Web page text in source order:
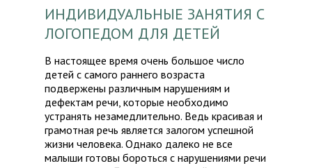
ИНДИВИДУАЛЬНЫЕ ЗАНЯТИЯ С
ЛОГОПЕДОМ ДЛЯ ДЕТЕЙ
В настоящее время очень большое число
детей с самого раннего возраста
подвержены различным нарушениям и
дефектам речи, которые необходимо
устранять незамедлительно. Ведь красивая и
грамотная речь является залогом успешной
жизни человека. Однако далеко не все
малыши готовы бороться с нарушениями речи